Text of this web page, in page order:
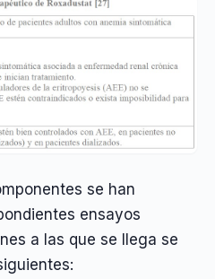
se han
ensayos
a las que se llega se